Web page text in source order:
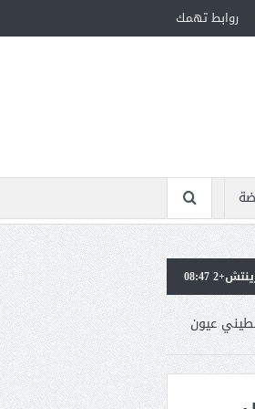
روابط تهمك
إسبانيا تعيد فرض الرقابة على
08:47
الفيلم الفلسطيني عيون